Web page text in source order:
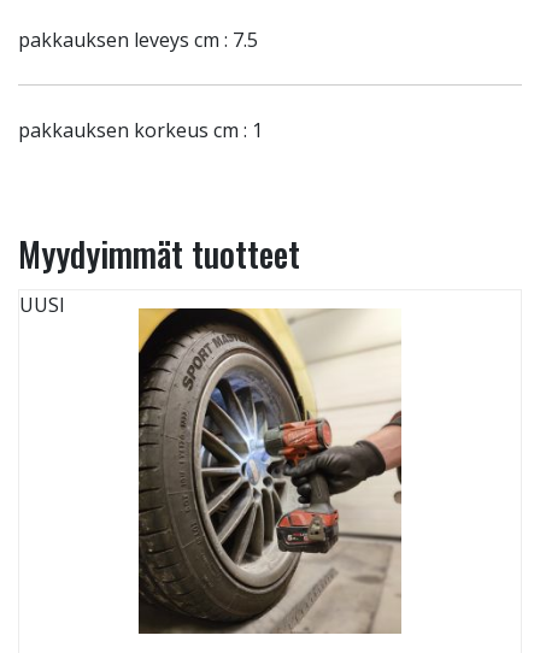
pakkauksen leveys cm : 7.5
pakkauksen korkeus cm : 1
Myydyimmät tuotteet
UUSI